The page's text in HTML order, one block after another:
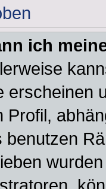
ich
erscheinen
Profil,
benutzen